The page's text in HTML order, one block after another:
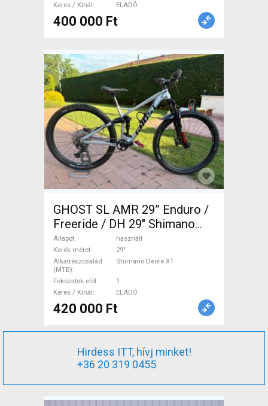
Keres / Kínál
ELADÓ
400 000 Ft
GHOST SL AMR 29” Enduro /
Freeride / DH 29" Shimano
Deore XT használt ELADÓ
Állapot
használt
Kerék méret
29"
Alkatrészcsalád
(MTB)
Shimano Deore XT
Fokozatok elöl
1
Keres / Kínál
ELADÓ
420 000 Ft
Hirdess ITT, hívj minket!
+36 20 319 0455